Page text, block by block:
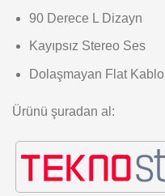
90 Derece L Dizayn
Kayıpsız Stereo Ses
Dolaşmayan Flat Kablo
Ürünü şuradan al: